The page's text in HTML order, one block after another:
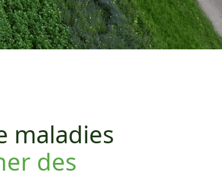
maladies
des